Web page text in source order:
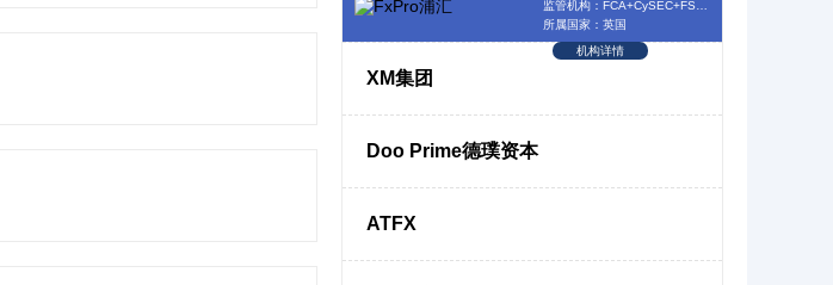
所属国家：英国
机构详情
XM集团
Doo Prime德璞资本
ATFX